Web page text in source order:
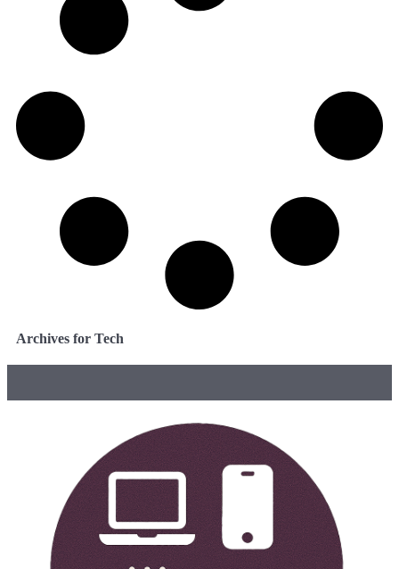
Archives for Tech